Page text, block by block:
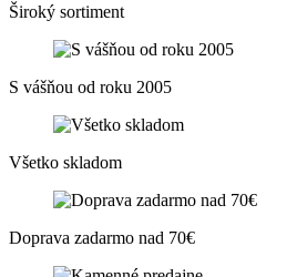
Široký sortiment
S vášňou od roku 2005
Všetko skladom
Doprava zadarmo nad 70€